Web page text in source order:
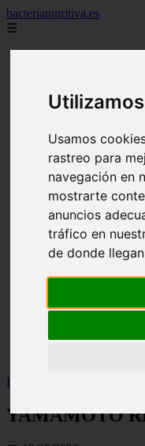
Usamos
rastreo para
navegación en
mostrarte
anuncios
tráfico en
de donde
bacterianutritiva.es
☰
batidos
blog
casero
cuanto
dieta
dormir
ejercicio
engorda
es_es
gluten
magnesio
mujer
secundarios
Inicio
YAMAMOTO